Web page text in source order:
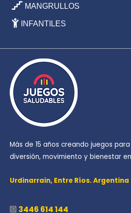
MANGRULLOS
INFANTILES
Más de 15 años creando juegos
diversión, movimiento y bienestar
Urdinarrain, Entre Ríos. Argentina
3446 614 144